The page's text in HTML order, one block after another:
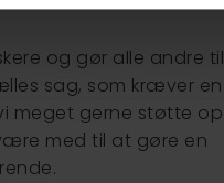
og gør alle andre til
sag, som kræver en
meget gerne støtte op
med til at gøre en